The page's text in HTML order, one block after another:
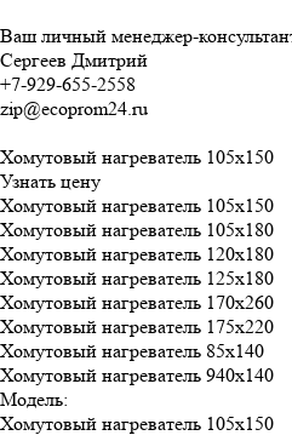
Ваш личный менеджер-
Сергеев Дмитрий
+7-929-655-2558
zip@ecoprom24.ru
Хомутовый нагреватель 105x150
Узнать цену
Хомутовый нагреватель 105x150
Хомутовый нагреватель 105x180
Хомутовый нагреватель 120x180
Хомутовый нагреватель 125x180
Хомутовый нагреватель 170x260
Хомутовый нагреватель 175x220
Хомутовый нагреватель 85x140
Хомутовый нагреватель 940x140
Модель:
Хомутовый нагреватель 105x150